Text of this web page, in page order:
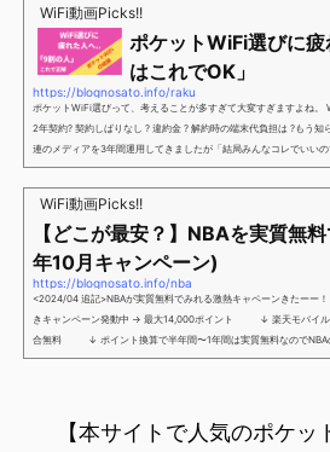
谷さんキャンペーン／2回線目以降でもOK再契約でもでもOK背水
け」とも思えるポイントばら撒きキャンペーンを発動してきました
別招待ページから楽天モバイ...
WiFi動画Picks!!
ポケットWiFi選びに
はこれでOK」
https://blognosato.info/raku
ポケットWiFi選びって、考えることが多すぎて大変すぎますよね。
2年契約? 契約しばりなし ? 違約金 ? 解約時の端末代負担は ?もう
連のメディアを3年間運用してきましたが「結局みんなコレでいいの
ということで、「ポケットWiFi選びに疲れた」「結局どれがいいの
解】を用意しました。ポケットWiFiのヘビーユーザー視点で「90
のなので、「多...
WiFi動画Picks!!
【どこが最安？】NBAを実質無
年10月キャンペーン)
https://blognosato.info/nba
<2024/04 追記>NBAが実質無料でみれる激熱キャペーンきたーー
きキャンペーン発動中 → 最大14,000ポイント ↓ 楽天モバイル
合無料 ↓ ポイント換算で半年間〜1年間は実質無料なのでNBA
NBAを見る方法」が「楽天モバイルを契約すること」というもはや
【本サイトで人気のポケッ